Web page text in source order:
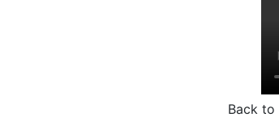
Back to